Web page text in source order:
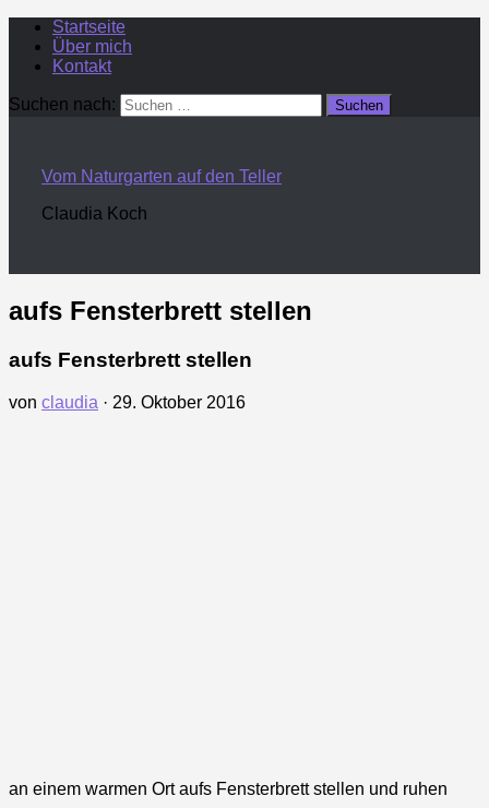
Startseite
Über mich
Kontakt
Suchen nach:
Vom Naturgarten auf den Teller
Claudia Koch
aufs Fensterbrett stellen
aufs Fensterbrett stellen
von claudia · 29. Oktober 2016
an einem warmen Ort aufs Fensterbrett stellen und ruhen